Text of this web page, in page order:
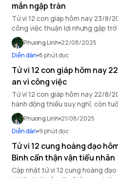
mắn ngập tràn
Tử vi 12 con giáp hôm nay 23/8/
công việc thuận lợi nhưng gặp
Dậu may mắn ngập tràn.
Phương Linh 22/08/2025
Diễn đàn 8 phút đọc
Tử vi 12 con giáp hôm nay
an vì công việc
Tử vi 12 con giáp hôm nay 22/8/
hành động thiếu suy nghĩ, còn
trong mối quan hệ xã giao.
Phương Linh 21/08/2025
Diễn đàn 9 phút đọc
Tử vi 12 cung hoàng đạo
Bình cẩn thận vận tiểu nhân
Cập nhật tử vi 12 cung hoàng